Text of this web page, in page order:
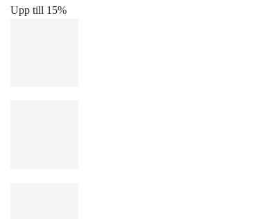
Upp till 15%